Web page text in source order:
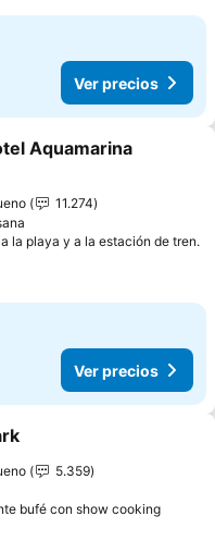
Ver precios
a favoritos
Aquamarina
11.274
la playa y a la estación de tren.
Ver precios
a favoritos
5.359
bufé con show cooking